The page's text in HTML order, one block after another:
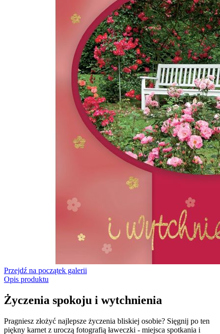
Przejdź na początek galerii
Opis produktu
Życzenia spokoju i wytchnienia
Pragniesz złożyć najlepsze życzenia bliskiej osobie? Sięgnij po ten
piękny karnet z uroczą fotografią ławeczki - miejsca spotkania i